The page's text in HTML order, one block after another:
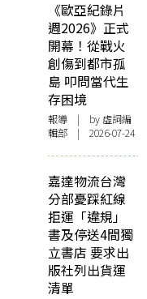
《歐亞紀錄片
週2026》正式
開幕！從戰火
創傷到都市孤
島 叩問當代生
存困境
報導 | by 虛詞編
輯部 | 2026-07-24
嘉達物流台灣
分部憂踩紅線
拒運「違規」
書及停送4間獨
立書店 要求出
版社列出貨運
清單